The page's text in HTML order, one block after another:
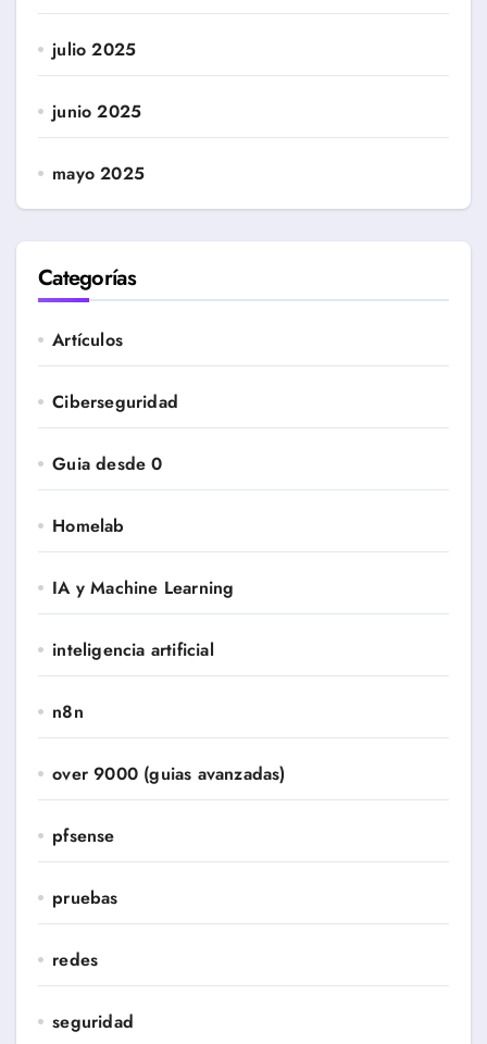
julio 2025
junio 2025
mayo 2025
Categorías
Artículos
Ciberseguridad
Guia desde 0
Homelab
IA y Machine Learning
inteligencia artificial
n8n
over 9000 (guias avanzadas)
pfsense
pruebas
redes
seguridad